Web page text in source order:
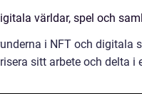
världar, spel och
i NFT och digitala
sitt arbete och delta i